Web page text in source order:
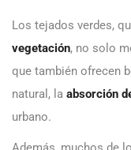
Los tejados verdes,
vegetación, no solo
que también ofrecen
natural, la absorción
urbano.